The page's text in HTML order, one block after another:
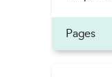
Pages